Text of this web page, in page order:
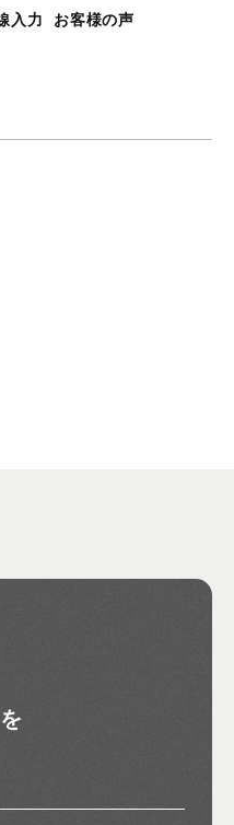
入力
お客様の声